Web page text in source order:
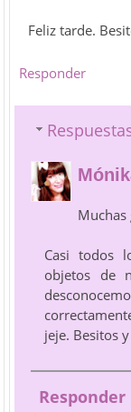
Feliz tarde.
Responder
Muchas
Casi todos
objetos de
jeje. Besitos
Responder